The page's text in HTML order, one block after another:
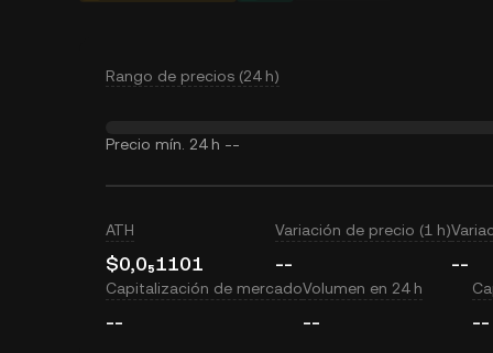
Rango de precios (24 h)
Precio mín. 24 h --
ATH
$0,0₅1101
Variación de precio (1 h)
-- --
Capitalización de mercado
--
Volumen en 24 h
-- --